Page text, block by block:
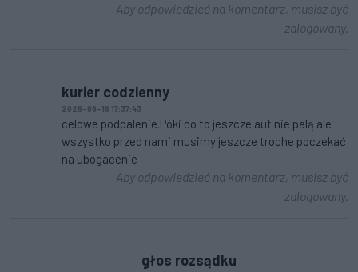
Aby odpowiedzieć na komentarz, musisz być
zalogowany.
kurier codzienny
2026-06-16 17:37:43
celowe podpalenie.Póki co to jeszcze aut nie palą ale
wszystko przed nami musimy jeszcze troche poczekać
na ubogacenie
Aby odpowiedzieć na komentarz, musisz być
zalogowany.
głos rozsądku